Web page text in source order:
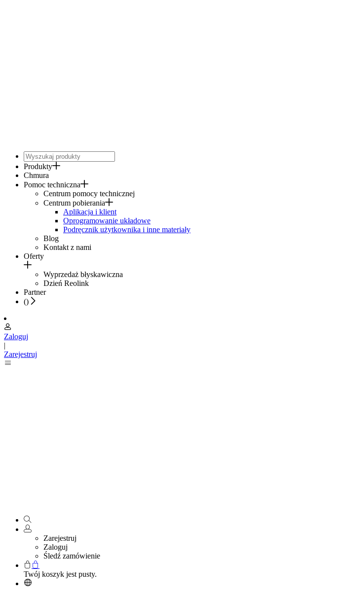
Produkty
Chmura
Pomoc techniczna
Centrum pomocy technicznej
Centrum pobierania
Aplikacja i klient
Oprogramowanie układowe
Podręcznik użytkownika i inne materiały
Blog
Kontakt z nami
Oferty
Wyprzedaż błyskawiczna
Dzień Reolink
Partner
()
Zaloguj
|
Zarejestruj
Zarejestruj
Zaloguj
Śledź zamówienie
Twój koszyk jest pusty.